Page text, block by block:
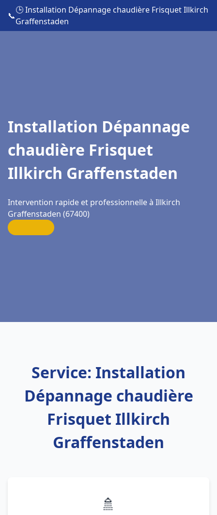
📞
🕒 Installation Dépannage chaudière Frisquet Illkirch
Graffenstaden
Installation Dépannage
chaudière Frisquet
Illkirch Graffenstaden
Intervention rapide et professionnelle à Illkirch
Graffenstaden (67400)
Service: Installation
Dépannage chaudière
Frisquet Illkirch
Graffenstaden
🚿